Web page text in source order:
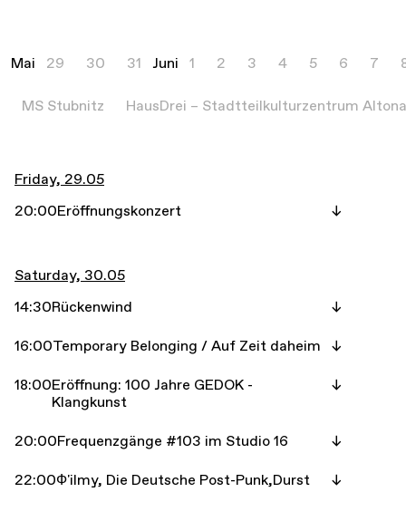
Mai 29 30 31 Juni 1 2 3 4 5 6 7
MS Stubnitz HausDrei – Stadtteilkulturzentrum
Friday, 29.05
20:00Eröffnungskonzert
Saturday, 30.05
14:30Rückenwind
16:00Temporary Belonging / Auf Zeit daheim
18:00Eröffnung: 100 Jahre GEDOK -
Klangkunst
20:00Frequenzgänge #103 im Studio 16
22:00Ф'ilmy, Die Deutsche Post-Punk,Durst